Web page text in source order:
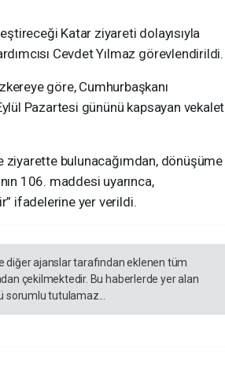
Katar ziyareti dolayısıyla
Cevdet Yılmaz görevlendirildi.
göre, Cumhurbaşkanı
Pazartesi gününü kapsayan vekalet
ziyarette bulunacağımdan, dönüşüme
106. maddesi uyarınca,
ifadelerine yer verildi.
diğer ajanslar tarafından eklenen tüm
çekilmektedir. Bu haberlerde yer alan
tutulamaz...